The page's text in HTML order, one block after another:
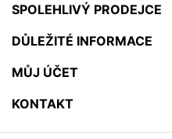
SPOLEHLIVÝ PRODEJCE
DŮLEŽITÉ INFORMACE
MŮJ ÚČET
KONTAKT